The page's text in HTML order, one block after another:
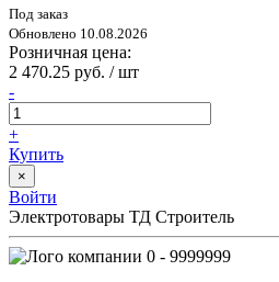
Под заказ
Обновлено 10.08.2026
Розничная цена:
2 470.25 руб. / шт
-
+
Купить
×
Войти
Электротовары ТД Строитель
0 - 9999999